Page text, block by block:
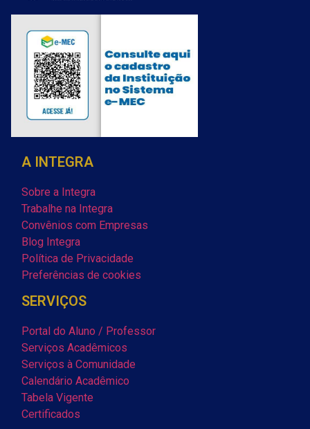
A INTEGRA
Sobre a Integra
Trabalhe na Integra
Convênios com Empresas
Blog Integra
Política de Privacidade
Preferências de cookies
SERVIÇOS
Portal do Aluno / Professor
Serviços Acadêmicos
Serviços à Comunidade
Calendário Acadêmico
Tabela Vigente
Certificados